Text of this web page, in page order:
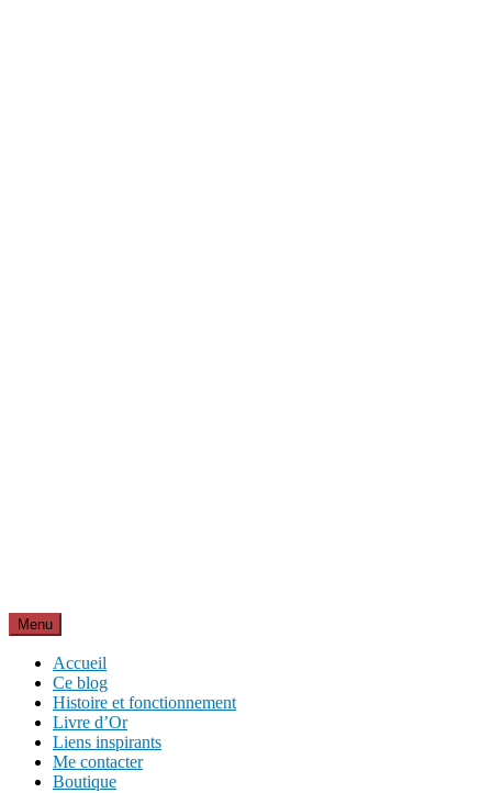
Menu
Accueil
Ce blog
Histoire et fonctionnement
Livre d’Or
Liens inspirants
Me contacter
Boutique